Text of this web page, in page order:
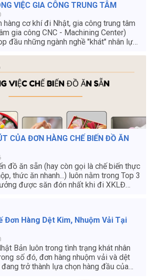
VIỆC GIA CÔNG TRUNG TÂM
hàng cơ khí đi Nhật, gia công trung tâm
gia công CNC - Machining Center)
đầu những ngành nghề "khát" nhân lực
nhờ mức thu nhập hấp dẫn, môi trường
không tốn sức lực và cơ hội phát triển
khi về nước. Vậy công việc gia
Nhật Bản cụ thể là làm gì? Điều kiện
lương thực tế ra sao? Hãy cùng tìm
CỦA ĐƠN HÀNG CHẾ BIẾN ĐỒ ĂN
đồ ăn sẵn (hay còn gọi là chế biến thực
thức ăn nhanh...) luôn nằm trong Top 3
được săn đón nhất khi đi XKLĐ
Đơn Hàng Dệt Kim, Nhuộm Vải Tại
Bản luôn trong tình trạng khát nhân
số đó, đơn hàng nhuộm vải và dệt
trở thành lựa chọn hàng đầu của